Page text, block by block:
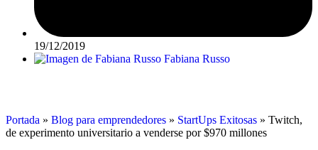
19/12/2019
Fabiana Russo
Portada » Blog para emprendedores » StartUps Exitosas » Twitch,
de experimento universitario a venderse por $970 millones